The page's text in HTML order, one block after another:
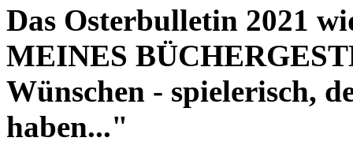
Das Osterbulletin 2021
MEINES
Wünschen - spielerisch,
haben..."